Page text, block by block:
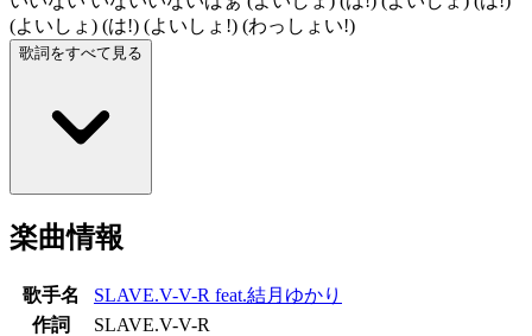
(よいしょ) (は!) (よいしょ!) (わっしょい!)
歌詞をすべて見る
楽曲情報
歌手名
SLAVE.V-V-R feat.結月ゆかり
作詞
SLAVE.V-V-R